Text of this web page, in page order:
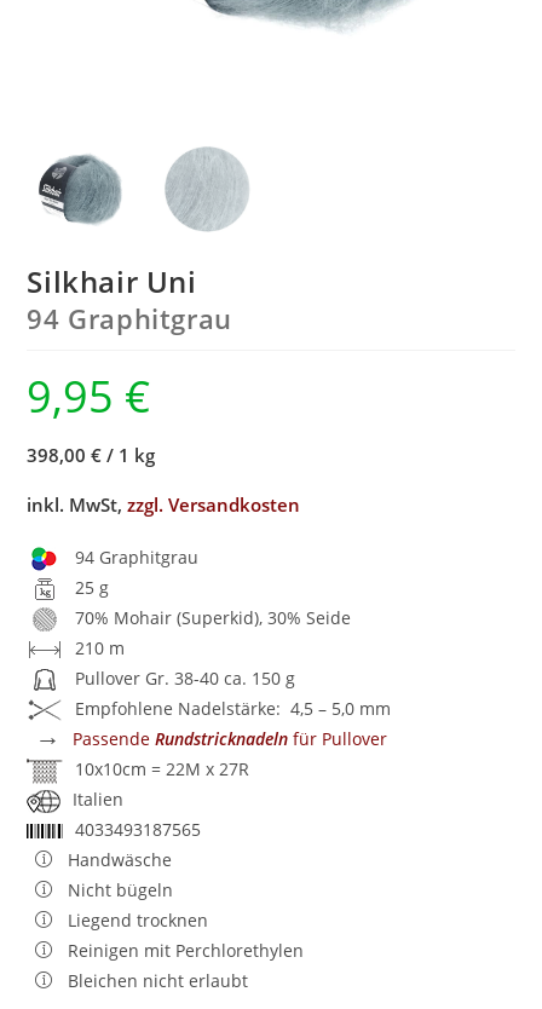
Silkhair Uni
94 Graphitgrau
9,95 €
398,00 € / 1 kg
inkl. MwSt,zzgl. Versandkosten
94 Graphitgrau
25 g
70% Mohair (Superkid), 30% Seide
210 m
Pullover Gr. 38-40 ca. 150 g
Empfohlene Nadelstärke: 4,5 – 5,0 mm
→ PassendeRundstricknadeln für Pullover
10x10cm = 22M x 27R
Italien
4033493187565
Handwäsche
Nicht bügeln
Liegend trocknen
Reinigen mit Perchlorethylen
Bleichen nicht erlaubt